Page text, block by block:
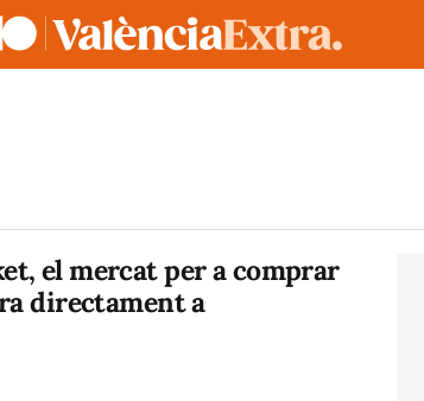
el mercat per a comprar
directament a